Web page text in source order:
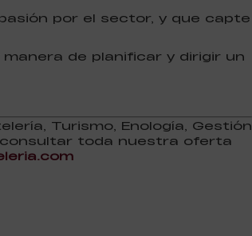
por el sector, y que capte
de planificar y dirigir un
Turismo, Enología, Gestión
consultar toda nuestra oferta